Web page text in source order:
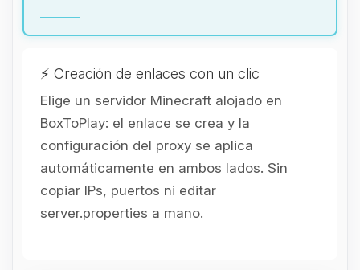
⚡ Creación de enlaces con un clic
Elige un servidor Minecraft alojado en
BoxToPlay: el enlace se crea y la
configuración del proxy se aplica
automáticamente en ambos lados. Sin
copiar IPs, puertos ni editar
server.properties a mano.
que necesitas y moveré mis
08/08/2026 06:44